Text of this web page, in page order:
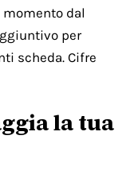
dal
per
scheda. Cifre
la tua